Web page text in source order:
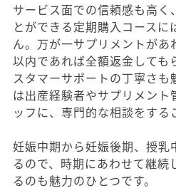
サービス面での信頼感も高く
とができる定期購入コース
ん。万が一サプリメントがあ
以内であれば全額返金しても
スタマーサポートの丁寧さも
は出産経験者やサプリメント
ッフに、専門的な相談をする
妊娠中期から妊娠後期、授乳
るので、時期にあわせて継続
るのも魅力のひとつです。